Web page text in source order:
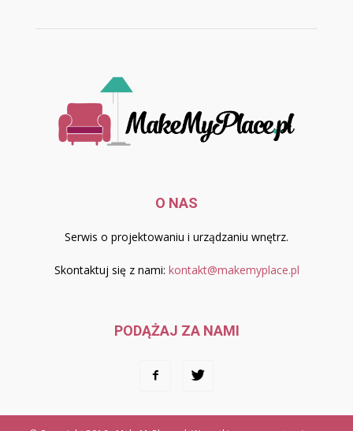
O NAS
Serwis o projektowaniu i urządzaniu wnętrz.
Skontaktuj się z nami: kontakt@makemyplace.pl
PODĄŻAJ ZA NAMI